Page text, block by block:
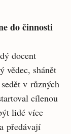
do činnosti
docent
vědec, shánět
v různých
cílenou
lidé více
předávají